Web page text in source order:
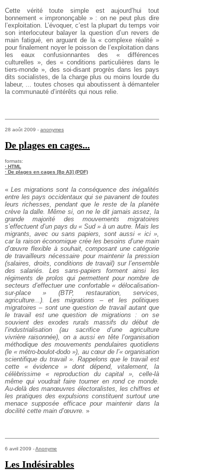
Cette vérité toute simple est aujourd’hui tout
bonnement « imprononçable » : on ne peut plus dire
l’exploitation. L’évoquer, c’est la plupart du temps voir
son interlocuteur balayer la question d’un revers de
main fatigué, en arguant de la « complexe réalité »
pour finalement noyer le poisson de l’exploitation dans
les eaux confusionnantes des « différences
culturelles », des « conditions particulières dans le
tiers-monde », des soi-disant progrès dans les pays
dits socialistes, de la charge plus ou moins lourde du
labeur, ... toutes choses qui aboutissent à démanteler
la communauté d’intérêts qui nous relie.
28 août 2009 - anonymes
De plages en cages...
formats:
· HTML
· De plages en cages [8p A3] (PDF)
«Les migrations sont la conséquence des inégalités
entre les pays occidentaux qui se pavanent de toutes
leurs richesses, pendant que le reste de la planète
crève la dalle. Même si, on ne le dit jamais assez, la
grande majorité des mouvements migratoires
s’effectuent d’un pays du « Sud » à un autre. Mais les
migrants, avec ou sans papiers, sont aussi « ici »,
car la raison économique crée les besoins d’une main
d’œuvre flexible à souhait, composant une catégorie
de travailleurs nécessaire pour maintenir la pression
(salaires, droits, conditions de travail) sur l’ensemble
des salariés. Les sans-papiers forment ainsi les
régiments de prolos qui permettent pour nombre de
secteurs d’effectuer une confortable « délocalisation-
sur-place » (BTP, restauration, services,
agriculture...). Les migrations – et les politiques
migratoires – sont une question de travail autant que
le travail est une question de migrations : on se
souvient des exodes rurals massifs du début de
l’industrialisation (au sacrifice d’une agriculture
vivrière raisonnée), on a aussi en tête l’organisation
méthodique des mouvements pendulaires quotidiens
(le « métro-boulot-dodo »), au cœur de l’« organisation
scientifique du travail ». Rappelons que le travail est
cette « évidence » dont dépend, vitalement, la
célèbrissime « reproduction du capital », celle-là
même qui voudrait faire tourner en rond ce monde.
Au-delà des manœuvres électoralistes, les chiffres et
les pratiques des expulsions constituent surtout une
menace supposée efficace pour maintenir dans la
docilité cette main d’œuvre. »
6 avril 2009 -Anonyme
Les Indésirables